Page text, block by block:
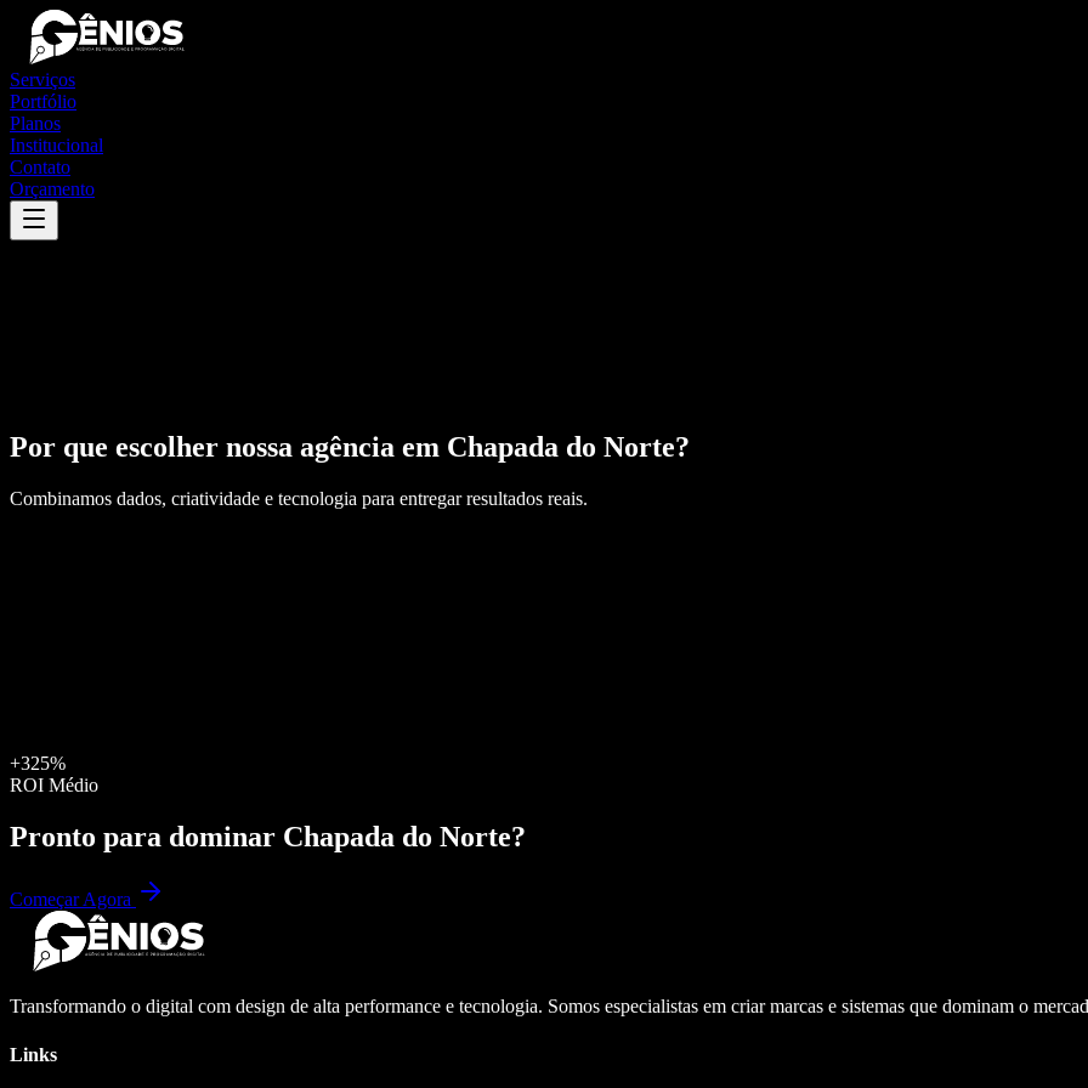
Serviços
Portfólio
Planos
Institucional
Contato
Orçamento
Por que escolher nossa agência em Chapada do Norte?
Combinamos dados, criatividade e tecnologia para entregar resultados reais.
+325%
ROI Médio
Pronto para dominar Chapada do Norte?
Começar Agora
Transformando o digital com design de alta performance e tecnologia. Somos especialistas em criar marcas e sistemas que dominam o
Links